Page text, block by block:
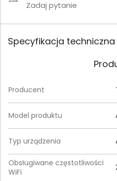
Zadaj pytanie
Specyfikacja techniczna
Producent
Model produktu
Typ urządzenia
Obsługiwane częstotliwości
WiFi